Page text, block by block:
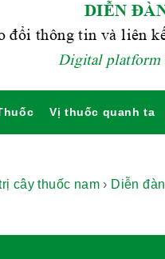
DIỄN
đổi thông tin và liên
Digital platform
Vị thuốc quanh ta
cây thuốc nam › Diễn đàn